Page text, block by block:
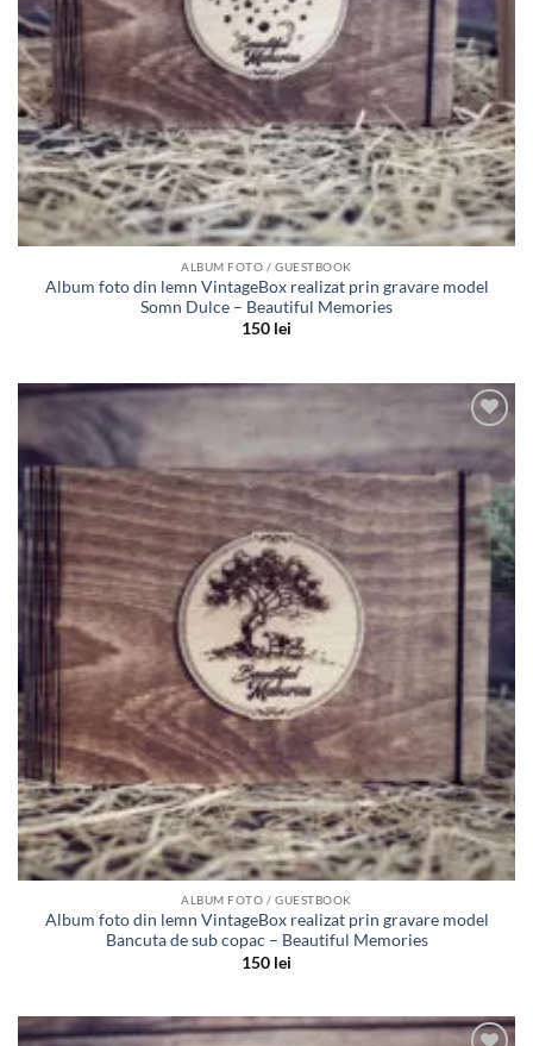
ALBUM FOTO / GUESTBOOK
Album foto din lemn VintageBox realizat prin gravare model
Somn Dulce – Beautiful Memories
150 lei
in lista
de
dorinte
ALBUM FOTO / GUESTBOOK
Album foto din lemn VintageBox realizat prin gravare model
Bancuta de sub copac – Beautiful Memories
150 lei